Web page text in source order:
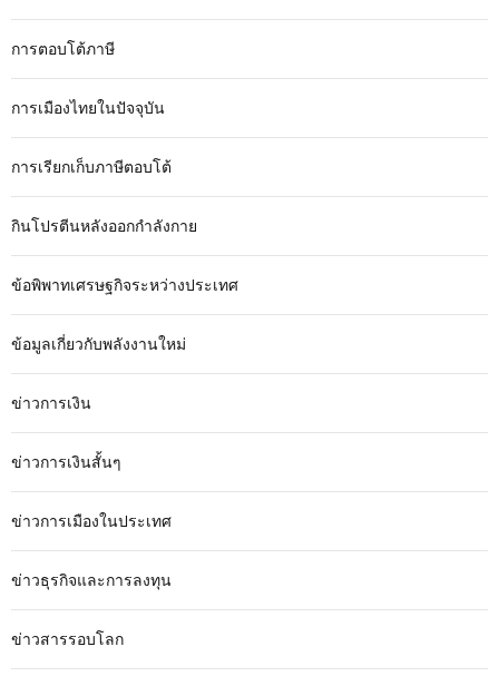
การตอบโต้ภาษี
การเมืองไทยในปัจจุบัน
การเรียกเก็บภาษีตอบโต้
กินโปรตีนหลังออกกำลังกาย
ข้อพิพาทเศรษฐกิจระหว่างประเทศ
ข้อมูลเกี่ยวกับพลังงานใหม่
ข่าวการเงิน
ข่าวการเงินสั้นๆ
ข่าวการเมืองในประเทศ
ข่าวธุรกิจและการลงทุน
ข่าวสารรอบโลก